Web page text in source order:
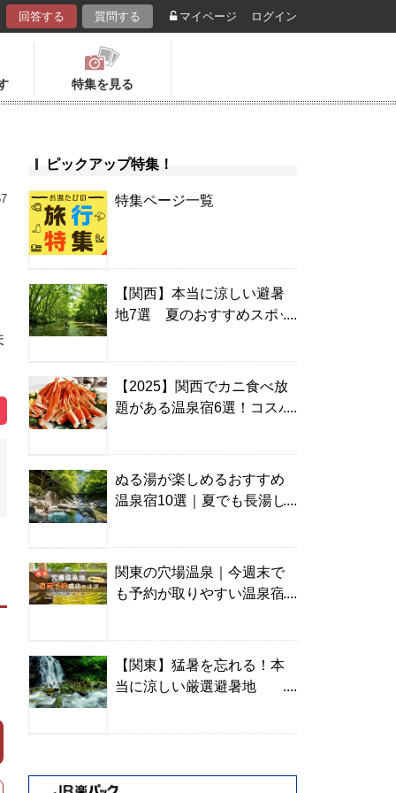
回答する 質問する マイページ ログイン
特集を見る
ピックアップ特集！
特集ページ一覧
【関西】本当に涼しい避暑
地7選 夏のおすすめスポッ
【2025】関西でカニ食べ放
題がある温泉宿6選！コスパ
ぬる湯が楽しめるおすすめ
温泉宿10選｜夏でも長湯し
関東の穴場温泉｜今週末で
も予約が取りやすい温泉宿
【関東】猛暑を忘れる！本
当に涼しい厳選避暑地